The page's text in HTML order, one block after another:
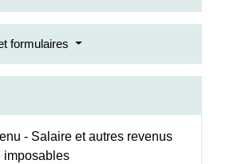
formulaires
- Salaire et autres revenus
imposables